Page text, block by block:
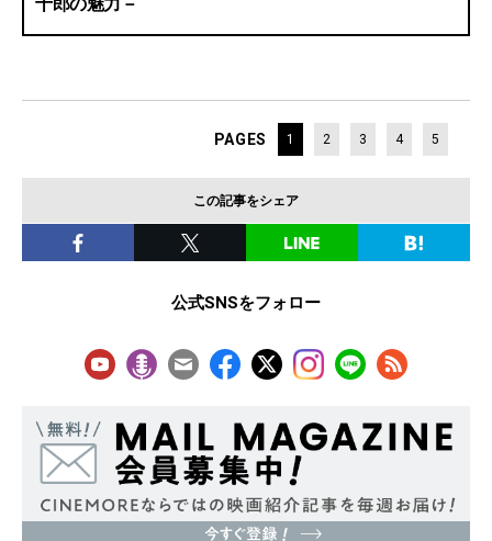
十郎の魅力－
PAGES 1 2 3 4 5
この記事をシェア
公式SNSをフォロー